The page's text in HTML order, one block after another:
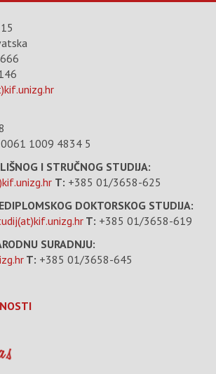
1009 4834 5
I STRUČNOG STUDIJA:
T: +385 01/3658-625
DOKTORSKOG STUDIJA:
T: +385 01/3658-619
SURADNJU:
T: +385 01/3658-645